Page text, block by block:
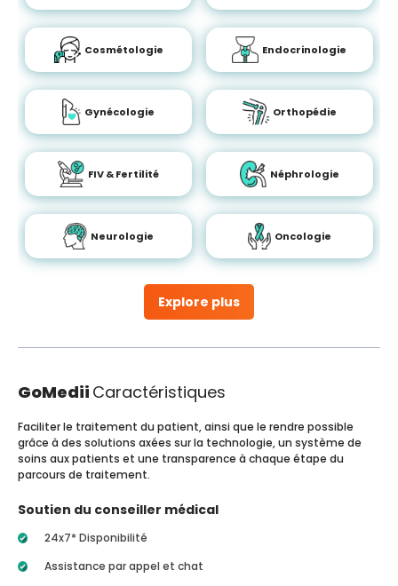
Explore plus
Cosmétologie Endocrinologie
Gynécologie Orthopédie
FIV & Fertilité Néphrologie
Neurologie Oncologie
GoMedii Caractéristiques
Faciliter le traitement du patient, ainsi que le rendre possible
grâce à des solutions axées sur la technologie, un système de
soins aux patients et une transparence à chaque étape du
parcours de traitement.
Soutien du conseiller médical
24x7* Disponibilité
Assistance par appel et chat